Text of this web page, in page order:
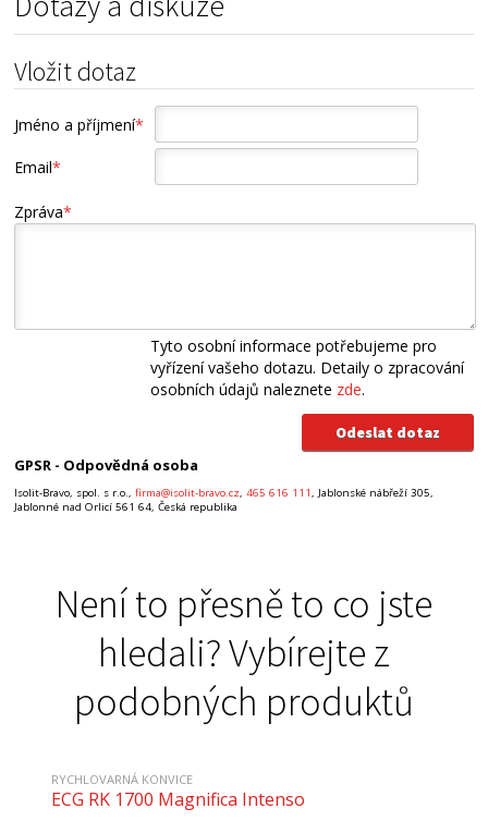
Vložit dotaz
Jméno a příjmení*
Email*
Zpráva*
Tyto osobní informace potřebujeme pro
vyřízení vašeho dotazu. Detaily o zpracování
osobních údajů naleznete zde.
GPSR - Odpovědná osoba
Isolit-Bravo, spol. s r.o.,firma@isolit-bravo.cz,465 616 111, Jablonské nábřeží 305,
Jablonné nad Orlicí 561 64, Česká republika
Není to přesně to co jste
hledali? Vybírejte z
podobných produktů
RYCHLOVARNÁ KONVICE
ECG RK 1700 Magnifica Intenso